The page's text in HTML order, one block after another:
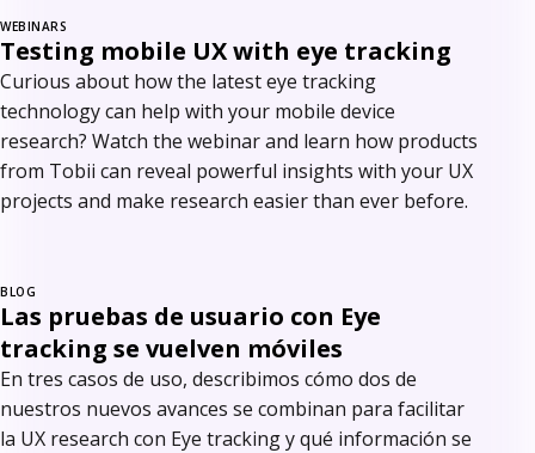
WEBINARS
Testing mobile UX with eye tracking
Curious about how the latest eye tracking
technology can help with your mobile device
research? Watch the webinar and learn how products
from Tobii can reveal powerful insights with your UX
projects and make research easier than ever before.
BLOG
Las pruebas de usuario con Eye
tracking se vuelven móviles
En tres casos de uso, describimos cómo dos de
nuestros nuevos avances se combinan para facilitar
la UX research con Eye tracking y qué información se